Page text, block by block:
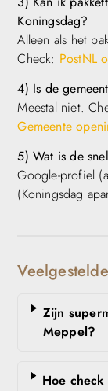
Koningsdag?
Alleen als het
Check: PostNL
4) Is de
Meestal niet.
Gemeente
5) Wat is de
Google-profiel
(Koningsdag
Zijn
Meppel?
Hoe